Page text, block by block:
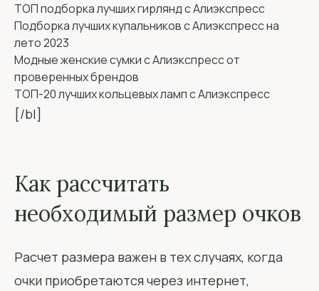
ТОП подборка лучших гирлянд с Алиэкспресс
Подборка лучших купальников с Алиэкспресс на
лето 2023
Модные женские сумки с Алиэкспресс от
проверенных брендов
ТОП-20 лучших кольцевых ламп с Алиэкспресс
[/bl]
Как рассчитать
необходимый размер очков
Расчет размера важен в тех случаях, когда
очки приобретаются через интернет,